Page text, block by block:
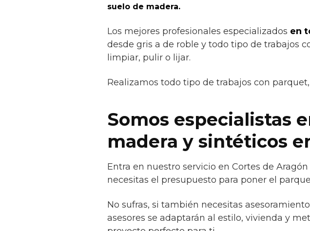
suelo de madera.
Los mejores profesionales especializados en
desde gris a de roble y todo tipo de trabajos
limpiar, pulir o lijar.
Realizamos todo tipo de trabajos con
Somos especialistas
madera y sintéticos
Entra en nuestro servicio en Cortes de
necesitas el presupuesto para poner el
No sufras, si también necesitas
asesores se adaptarán al estilo, vivienda y